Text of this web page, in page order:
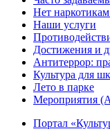
Нет
Наши услуги
Достижения и
Антитеррор:
Культура для
Лето в парке
Мероприятия
Портал